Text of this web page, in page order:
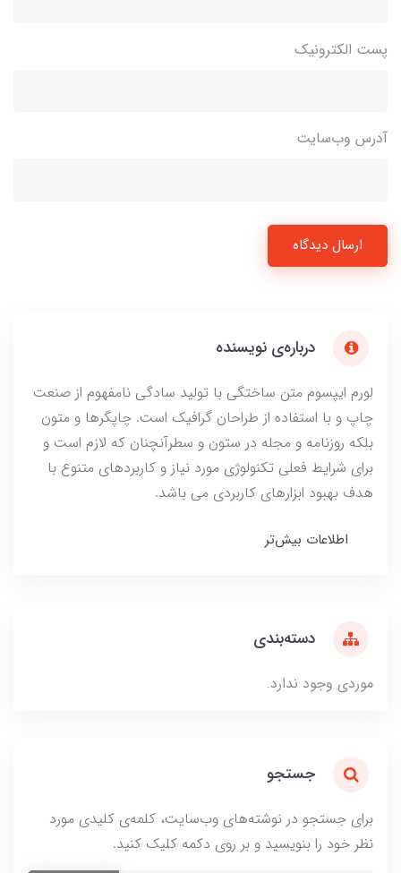
پست الکترونیک
آدرس وب‌سایت
ارسال دیدگاه
درباره‌ی نویسنده
لورم ایپسوم متن ساختگی با تولید سادگی نامفهوم از صنعت
چاپ و با استفاده از طراحان گرافیک است. چاپگرها و متون
بلکه روزنامه و مجله در ستون و سطرآنچنان که لازم است و
برای شرایط فعلی تکنولوژی مورد نیاز و کاربردهای متنوع با
هدف بهبود ابزارهای کاربردی می باشد.
اطلاعات بیش‌تر
دسته‌بندی
موردی وجود ندارد.
جستجو
برای جستجو در نوشته‌های وب‌سایت، کلمه‌ی کلیدی مورد
نظر خود را بنویسید و بر روی دکمه کلیک کنید.